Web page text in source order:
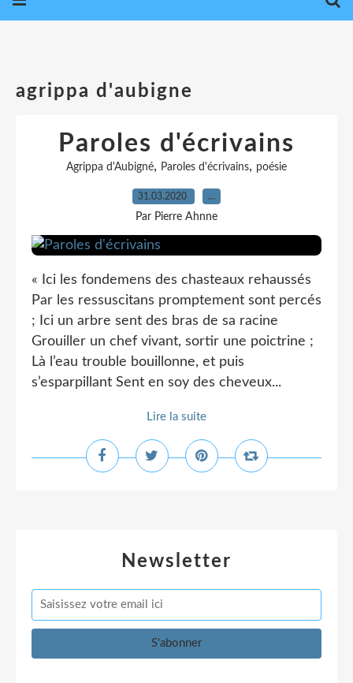
agrippa d'aubigne
Paroles d'écrivains
Agrippa d'Aubigné, Paroles d'écrivains, poésie
31.03.2020 …
Par Pierre Ahnne
« Ici les fondemens des chasteaux rehaussés
Par les ressuscitans promptement sont percés
; Ici un arbre sent des bras de sa racine
Grouiller un chef vivant, sortir une poictrine ;
Là l’eau trouble bouillonne, et puis
s’esparpillant Sent en soy des cheveux...
Lire la suite
Newsletter